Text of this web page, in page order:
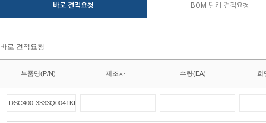
바로 견적요청 BOM 턴키 견적요청
바로 견적요청
부품명(P/N) 제조사 수량(EA) 희